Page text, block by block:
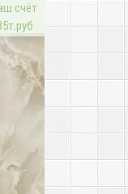
счёт